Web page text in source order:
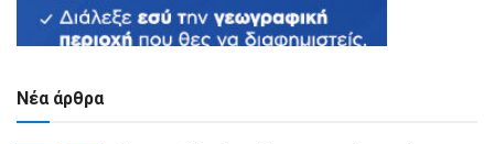
Νέα άρθρα